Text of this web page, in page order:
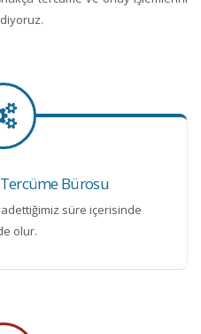
Bürosu
süre içerisinde
olur.